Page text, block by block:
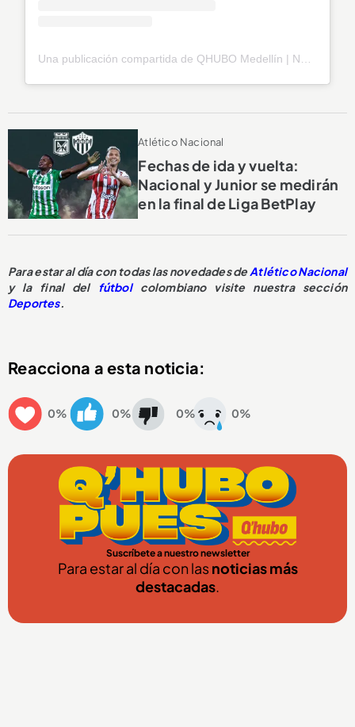
Atlético Nacional
Fechas de ida y vuelta:
Nacional y Junior se medirán
en la final de Liga BetPlay
Para estar al día con todas las novedades deAtlético Nacional
y la final del
fútbol colombiano visite nuestra sección
Deportes.
Reacciona a esta noticia:
0% 0% 0% 0%
Suscríbete a nuestro newsletter
Para estar al día con lasnoticias más
destacadas.